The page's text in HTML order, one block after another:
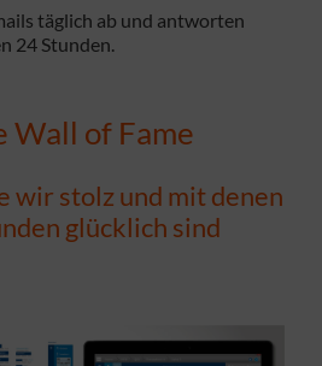
täglich ab und antworten
24 Stunden.
Wall of Fame
wir stolz und mit denen
glücklich sind